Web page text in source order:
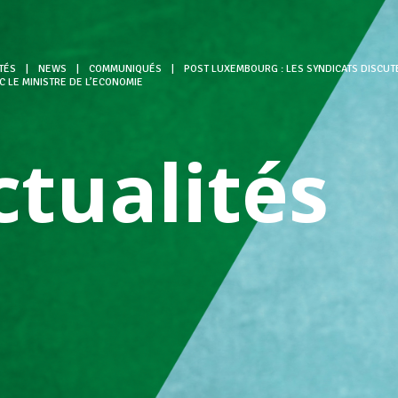
NEWS COMMUNIQUÉS
POST LUXEMBOURG : LES SYNDICATS
LE MINISTRE DE L’ECONOMIE